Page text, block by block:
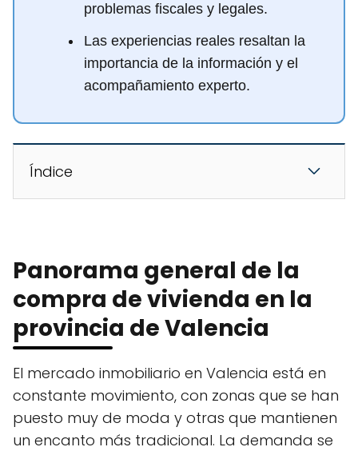
problemas fiscales y legales.
Las experiencias reales resaltan la
importancia de la información y el
acompañamiento experto.
Índice
Panorama general de la
compra de vivienda en la
provincia de Valencia
El mercado inmobiliario en Valencia está en
constante movimiento, con zonas que se han
puesto muy de moda y otras que mantienen
un encanto más tradicional. La demanda se